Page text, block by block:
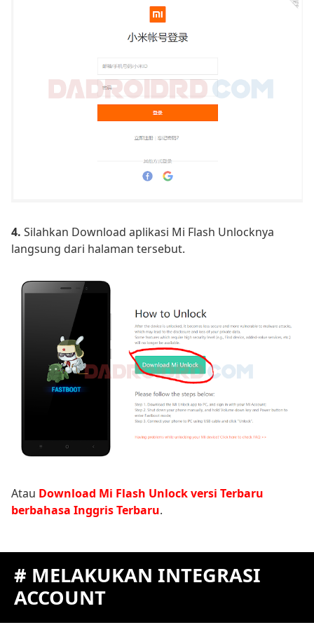
4. Silahkan Download aplikasi Mi Flash Unlocknya
langsung dari halaman tersebut.
Atau Download Mi Flash Unlock versi Terbaru
berbahasa Inggris Terbaru.
# MELAKUKAN INTEGRASI
ACCOUNT